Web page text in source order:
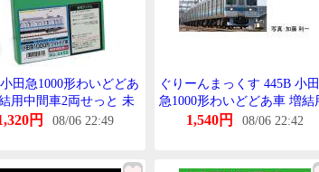
田急1000形わいどどあ
用中間車2両せっと 未
このみーきっと[ぐりー
円 08/06 22:49
ぐりーんまっくす 445B 小田
急1000形わいどどあ車 増結
中間車2両せっと
1,540円 08/06 22:42